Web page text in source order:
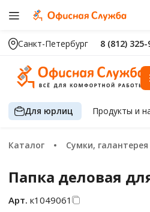
Санкт-Петербург 8 (812)
Для юрлиц Продуктыи
Каталог Сумки, галантерея
Папка деловая
Арт. к1049061